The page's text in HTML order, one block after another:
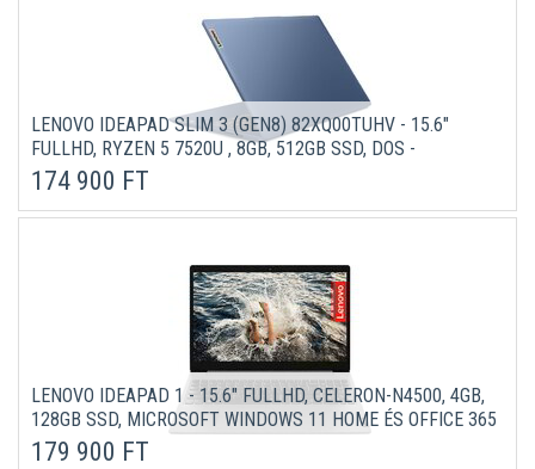
LENOVO IDEAPAD SLIM 3 (GEN8) 82XQ00TUHV - 15.6"
FULLHD, RYZEN 5 7520U , 8GB, 512GB SSD, DOS -
ÖRVÉNYKÉK LAPTOP 3 ÉV GARANCIÁVAL
174 900 FT
LENOVO IDEAPAD 1 - 15.6" FULLHD, CELERON-N4500, 4GB,
128GB SSD, MICROSOFT WINDOWS 11 HOME ÉS OFFICE 365
ELŐFIZETÉS - FELHŐ SZÜRKE LAPTOP (VERZIÓ)
179 900 FT